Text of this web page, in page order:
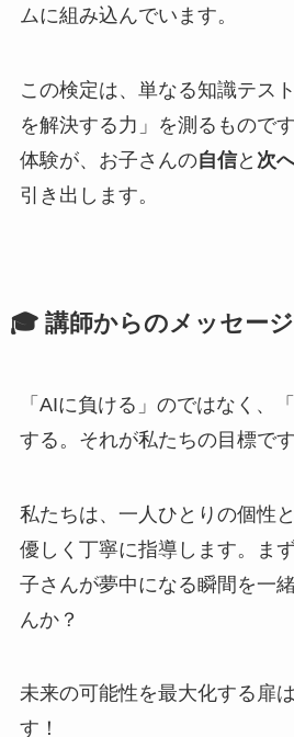
ムに組み込んでいます。
この検定は、単なる知識テス
を解決する力」を測るもので
体験が、お子さんの自信と 次
引き出します。
🎓 講師からのメッセージ
「AIに負ける」のではなく、
する。それが私たちの目標です
私たちは、一人ひとりの個性
優しく丁寧に指導します。ま
子さんが夢中になる瞬間を一
んか？
未来の可能性を最大化する扉
す！